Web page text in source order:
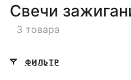
Свечи
3 товара
ФИЛЬТР